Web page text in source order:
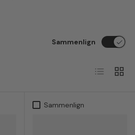
Sammenlign
Liste
Sammenlign